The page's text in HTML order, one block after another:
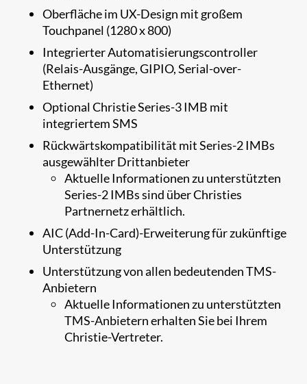
Oberfläche im UX-Design mit großem
Touchpanel (1280 x 800)
Integrierter Automatisierungscontroller
(Relais-Ausgänge, GIPIO, Serial-over-
Ethernet)
Optional Christie Series-3 IMB mit
integriertem SMS
Rückwärtskompatibilität mit Series-2 IMBs
ausgewählter Drittanbieter
Aktuelle Informationen zu unterstützten
Series-2 IMBs sind über Christies
Partnernetz erhältlich.
AIC (Add-In-Card)-Erweiterung für zukünftige
Unterstützung
Unterstützung von allen bedeutenden TMS-
Anbietern
Aktuelle Informationen zu unterstützten
TMS-Anbietern erhalten Sie bei Ihrem
Christie-Vertreter.​